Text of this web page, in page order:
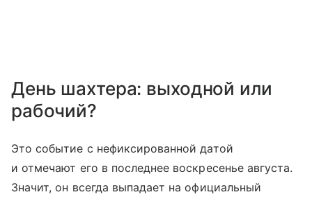
День шахтера: выходной или
рабочий?
Это событие с нефиксированной датой
и отмечают его в последнее воскресенье августа.
Значит, он всегда выпадает на официальный